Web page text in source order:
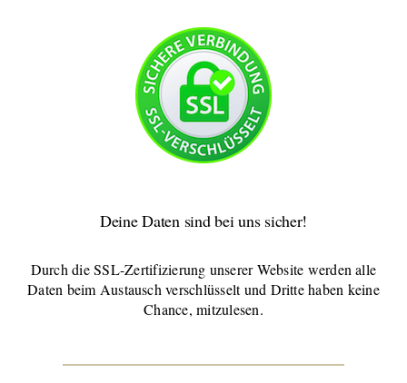
Deine Daten sind bei uns sicher!
Durch die SSL-Zertifizierung unserer Website werden alle
Daten beim Austausch verschlüsselt und Dritte haben keine
Chance, mitzulesen.